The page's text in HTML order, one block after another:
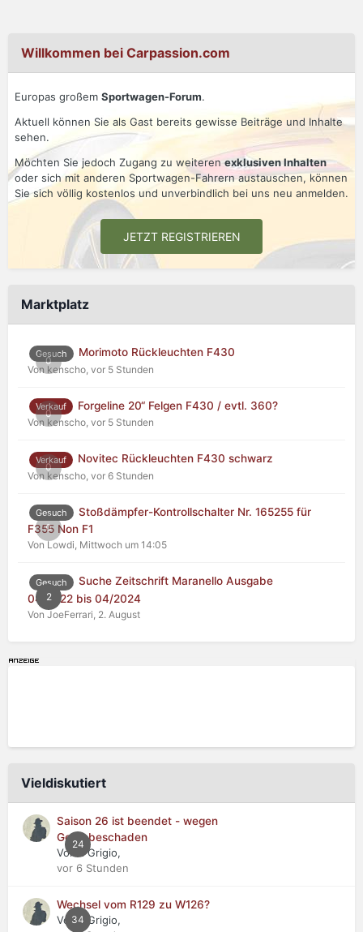
Willkommen bei Carpassion.com
Europas großem Sportwagen-Forum.
Aktuell können Sie als Gast bereits gewisse Beiträge und Inhalte
sehen.
Möchten Sie jedoch Zugang zu weiterenexklusiven Inhalten
oder sich mit anderen Sportwagen-Fahrern austauschen, können
Sie sich völlig kostenlos und unverbindlich bei uns neu anmelden.
JETZT REGISTRIEREN
Marktplatz
0
Gesuch Morimoto Rückleuchten F430
Von kenscho, vor 5 Stunden
0
Verkauf Forgeline 20“ Felgen F430 / evtl. 360?
Von kenscho, vor 5 Stunden
0
Verkauf Novitec Rückleuchten F430 schwarz
Von kenscho, vor 6 Stunden
0
Gesuch
Stoßdämpfer-Kontrollschalter Nr. 165255 für
F355 Non F1
Von Lowdi, Mittwoch um 14:05
2
Gesuch
Suche Zeitschrift Maranello Ausgabe
04/2022 bis 04/2024
Von JoeFerrari, 2. August
Vieldiskutiert
24
Saison 26 ist beendet - wegen
Getriebeschaden
Von Il Grigio,
vor 6 Stunden
34
Wechsel vom R129 zu W126?
Von Il Grigio,